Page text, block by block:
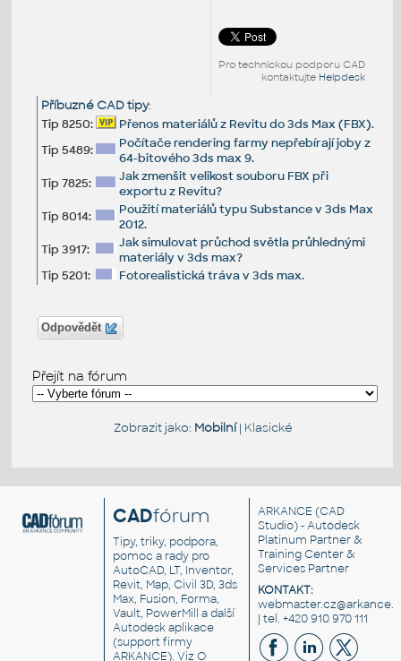
Pro technickou podporu CAD
kontaktujte Helpdesk
Příbuzné CAD tipy:
Tip 8250:
Přenos materiálů z Revitu do 3ds Max (FBX).
Tip 5489:
Počítače rendering farmy nepřebírají joby z
64-bitového 3ds max 9.
Tip 7825:
Jak zmenšit velikost souboru FBX při
exportu z Revitu?
Tip 8014:
Použití materiálů typu Substance v 3ds Max
2012.
Tip 3917:
Jak simulovat průchod světla průhlednými
materiály v 3ds max?
Tip 5201:
Fotorealistická tráva v 3ds max.
Odpovědět
Přejít na fórum
Zobrazit jako: Mobilní| Klasické
CADfórum
Tipy, triky, podpora,
pomoc a rady pro
AutoCAD, LT, Inventor,
Revit, Map, Civil 3D, 3ds
Max, Fusion, Forma,
Vault, PowerMill a další
Autodesk aplikace
(support firmy
ARKANCE). VizO
ARKANCE (CAD
Studio) - Autodesk
Platinum Partner &
Training Center &
Services Partner
KONTAKT:
| tel. +420 910 970 111